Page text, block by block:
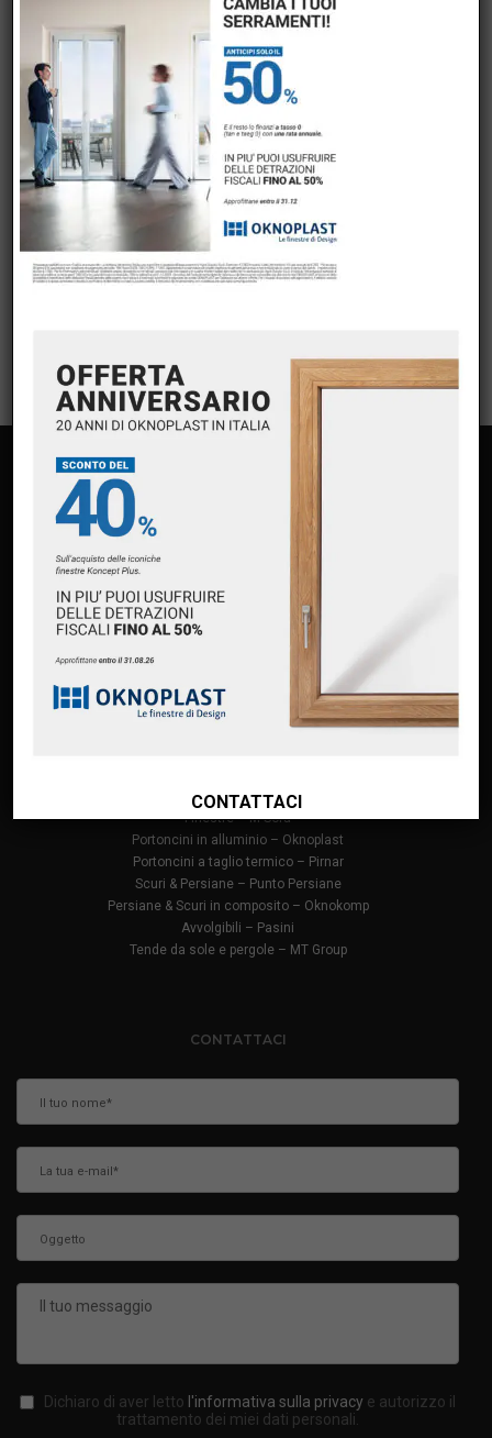
CATEGORIE
Nessuna categoria
META
Accedi
Feed dei contenuti
Feed dei commenti
Premium Partner Oknoplast
Finanziamento Oknoplast
Finestre in alluminio – Oknoplast
Finestre – M Sora
Portoncini in alluminio – Oknoplast
Portoncini a taglio termico – Pirnar
Scuri & Persiane – Punto Persiane
Persiane & Scuri in composito – Oknokomp
Avvolgibili – Pasini
Tende da sole e pergole – MT Group
CONTATTACI
Dichiaro di aver letto l'informativa sulla privacy e autorizzo il
trattamento dei miei dati personali.
CONTATTACI